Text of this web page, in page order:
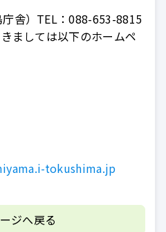
庁舎）TEL：088-653-8815
ましては以下のホームペ
tokushima.jp
ジへ戻る